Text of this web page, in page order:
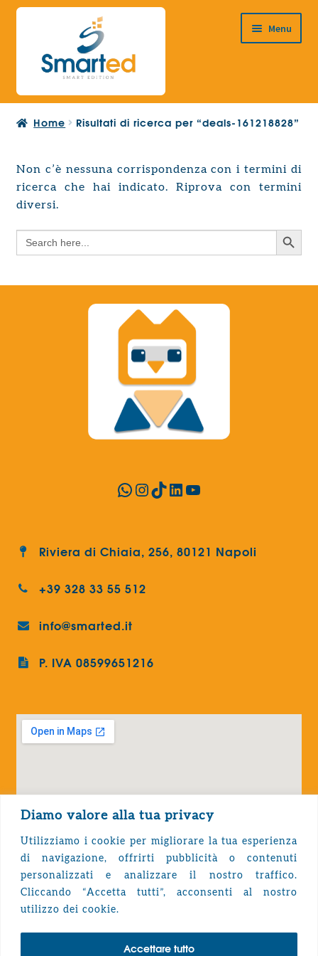
Diamo valore alla tua privacy
Utilizziamo i cookie per migliorare la tua esperienza
di navigazione, offrirti pubblicità o contenuti
personalizzati e analizzare il nostro traffico.
Cliccando “Accetta tutti”, acconsenti al nostro
utilizzo dei cookie.
Accettare tutto
Vai
navigazione
Vai
contenuto
Menu
HOME
PRODOTTI
Espandi
il
child
PROGETTAZIONE EUROPEA
menu
child
Search
Home Risultati di ricerca per “deals-161218828”
Non c’è nessuna corrispondenza con i termini di
ricerca che hai indicato. Riprova con termini
diversi.
Search
for:
Search Button
WhatsApp
Instagram
TikTok
LinkedIn
YouTube
Riviera di Chiaia, 256, 80121 Napoli
+39 328 33 55 512
info@smarted.it
P. IVA 08599651216
Privacy Policy